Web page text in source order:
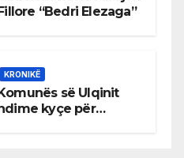
“Bedri Elezaga”
KRONIKË
së Ulqinit
kyçe për